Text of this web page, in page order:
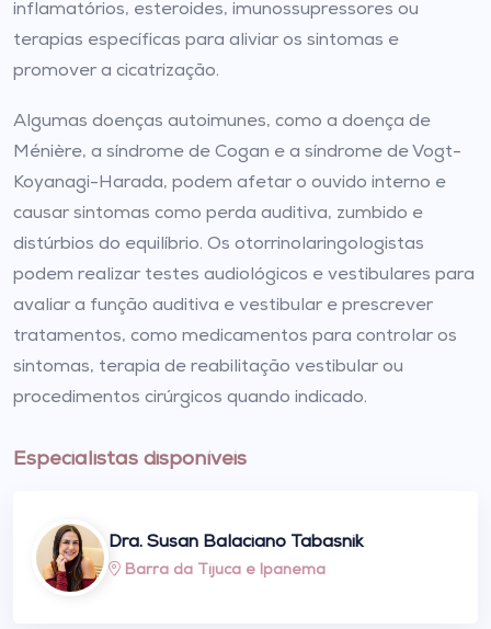
inflamatórios, esteroides, imunossupressores ou
terapias específicas para aliviar os sintomas e
promover a cicatrização.
Algumas doenças autoimunes, como a doença de
Ménière, a síndrome de Cogan e a síndrome de Vogt-
Koyanagi-Harada, podem afetar o ouvido interno e
causar sintomas como perda auditiva, zumbido e
distúrbios do equilíbrio. Os otorrinolaringologistas
podem realizar testes audiológicos e vestibulares para
avaliar a função auditiva e vestibular e prescrever
tratamentos, como medicamentos para controlar os
sintomas, terapia de reabilitação vestibular ou
procedimentos cirúrgicos quando indicado.
Especialistas disponíveis
Dra. Susan Balaciano Tabasnik
Barra da Tijuca e Ipanema